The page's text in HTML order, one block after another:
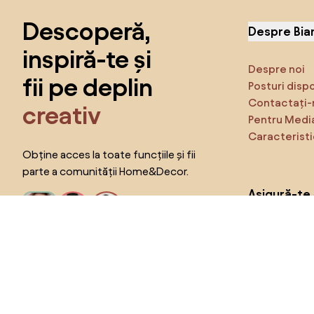
Descoperă,
inspiră-te și
fii pe deplin
creativ
Obține acces la toate funcțiile și fii
parte a comunității Home&Decor.
Despre
Despre noi
Posturi
Contactați-
Pentru
Asigură-te